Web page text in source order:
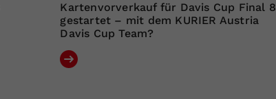
Kartenvorverkauf für Davis Cup Final 8
gestartet – mit dem KURIER Austria
Davis Cup Team?